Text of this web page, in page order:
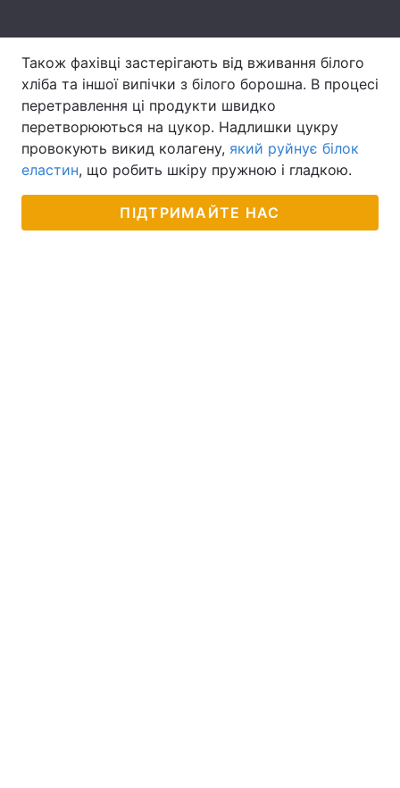
Також фахівці застерігають від вживання білого
хліба та іншої випічки з білого борошна. В процесі
перетравлення ці продукти швидко
перетворюються на цукор. Надлишки цукру
провокують викид колагену, який руйнує білок
еластин, що робить шкіру пружною і гладкою.
ПІДТРИМАЙТЕ НАС